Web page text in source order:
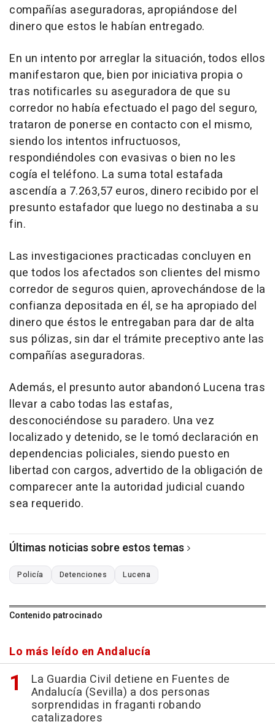
compañías aseguradoras, apropiándose del
dinero que estos le habían entregado.
En un intento por arreglar la situación, todos ellos
manifestaron que, bien por iniciativa propia o
tras notificarles su aseguradora de que su
corredor no había efectuado el pago del seguro,
trataron de ponerse en contacto con el mismo,
siendo los intentos infructuosos,
respondiéndoles con evasivas o bien no les
cogía el teléfono. La suma total estafada
ascendía a 7.263,57 euros, dinero recibido por el
presunto estafador que luego no destinaba a su
fin.
Las investigaciones practicadas concluyen en
que todos los afectados son clientes del mismo
corredor de seguros quien, aprovechándose de la
confianza depositada en él, se ha apropiado del
dinero que éstos le entregaban para dar de alta
sus pólizas, sin dar el trámite preceptivo ante las
compañías aseguradoras.
Además, el presunto autor abandonó Lucena tras
llevar a cabo todas las estafas,
desconociéndose su paradero. Una vez
localizado y detenido, se le tomó declaración en
dependencias policiales, siendo puesto en
libertad con cargos, advertido de la obligación de
comparecer ante la autoridad judicial cuando
sea requerido.
Últimas noticias sobre estos temas
Policía Detenciones Lucena
Contenido patrocinado
Lo más leído en Andalucía
La Guardia Civil detiene en Fuentes de
Andalucía (Sevilla) a dos personas
sorprendidas in fraganti robando
catalizadores